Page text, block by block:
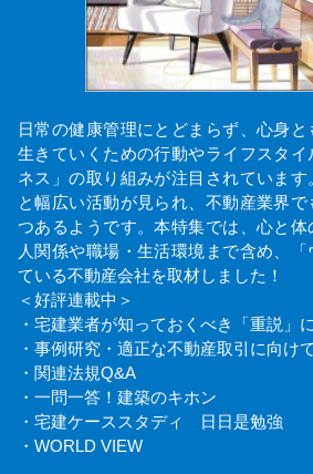
日常の健康管理にとどまらず、心身
生きていくための行動やライフスタ
ネス」の取り組みが注目されていま
と幅広い活動が見られ、不動産業界
つあるようです。本特集では、心と
人関係や職場・生活環境まで含め、
ている不動産会社を取材しました！
＜好評連載中＞
・宅建業者が知っておくべき「重説」
・事例研究・適正な不動産取引に向けて
・関連法規Q&A
・一問一答！建築のキホン
・宅建ケーススタディ 日日是勉強
・WORLD VIEW